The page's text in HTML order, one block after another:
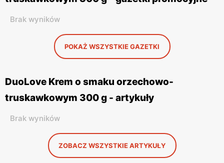
Brak wyników
POKAŻ WSZYSTKIE GAZETKI
DuoLove Krem o smaku orzechowo-
truskawkowym 300 g - artykuły
Brak wyników
ZOBACZ WSZYSTKIE ARTYKUŁY